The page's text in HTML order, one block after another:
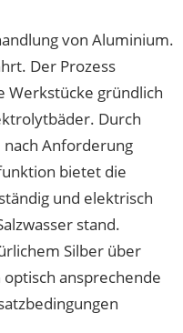
von Aluminium.
Der Prozess
Werkstücke gründlich
Durch
Anforderung
bietet die
und elektrisch
stand.
Silber über
ansprechende